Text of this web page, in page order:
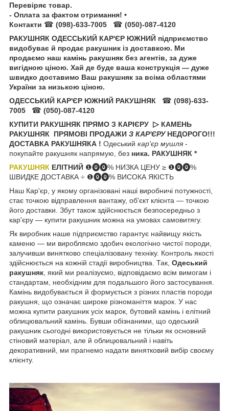
Перевіряє товар.
- Оплата за фактом отримання! •
Контакти ☎ (098)-633-7005 ☎ (050)-087-4120
РАКУШНЯК ОДЕССЬКИЙ КАР'ЄР ЮЖНИЙ підприємство
видобуває й продає ракушник із доставкою. Ми
продаємо наш камінь ракушняк без агентів, за дуже
вигідною ціною. Хай де буде ваша конструкція — дуже
швидко доставимо Ваш ракушняк за всіма областями
України за низькою ціною.
ОДЕССЬКИЙ КАР'ЄР ЮЖНИЙ РАКУШНЯК
☎ (098)-633-
7005
☎ (050)-087-4120
КУПИТИ РАКУШНЯК ПРЯМО З КАРІЄРУ ▷ КАМЕНЬ
РАКУШНЯК ПРЯМОВІ ПРОДАЖИ З КАР'ЄРУНЕДОРОГО!!!
ДОСТАВКА РАКУШНЯКА ! Одеський кар'єр мушля -
покупайте ракушняк напрямую, без ника. РАКУШНЯК *
РАКУШНЯК ЕЛІТНИЙ ❶⓿⓿% НИЗКА ЦЕНУ ≥ ❶⓿⓿%
ШВИДКЕ ДОСТАВКА ÷ ❶⓿⓿% ВИСОКА ЯКІСТЬ
Наш Кар'єр, у якому організовані наші виробничі потужності,
стає точкою відправлення вантажу, об'єкт клієнта — точкою
його доставки. Збут також здійснюється безпосередньо з
кар'єру — купити ракушник можна на умовах самовитягу.
Як виробник наше підприємство гарантує найвищу якість
каменю — ми виробляємо здобич екологічно чистої породи,
залучивши винятково спеціалізовану техніку. Контроль якості
здійснюється на кожній стадії виробництва. Так, Одеський
ракушняк , який ми реалізуємо, відповідаємо всім вимогам і
стандартам, необхідним для подальшого його застосування.
Камінь видобувається й формується з різних пластів породи
ракушня, що означає широке різноманіття марок. У нас
можна купити ракушник усіх марок, бутовий камінь і елітний
облицювальний камінь. Бувши обізнаними, що одеський
ракушник сьогодні використовується не тільки як основний
стіновий матеріал, але й облицювальний і навіть
декоративний, ми прагнемо надати винятковий вибір своєму
клієнту.